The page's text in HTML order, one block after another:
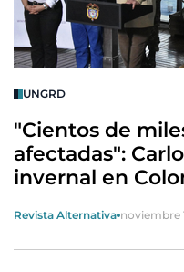
UNGRD
"Cientos de
afectadas":
invernal en
Revista Alternativa noviembre